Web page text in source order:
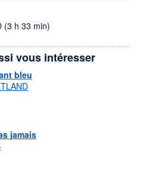
(3 h 33 min)
vous intéresser
bleu
jamais